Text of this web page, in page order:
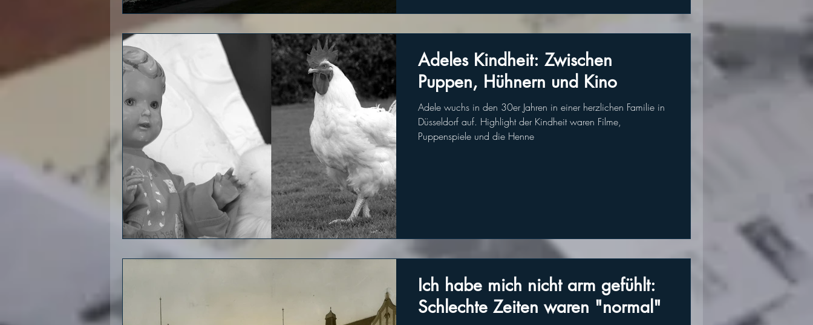
Adeles Kindheit: Zwischen
Puppen, Hühnern und Kino
Adele wuchs in den 30er Jahren in einer herzlichen Familie in
Düsseldorf auf. Highlight der Kindheit waren Filme,
Puppenspiele und die Henne
Ich habe mich nicht arm gefühlt:
Schlechte Zeiten waren "normal"